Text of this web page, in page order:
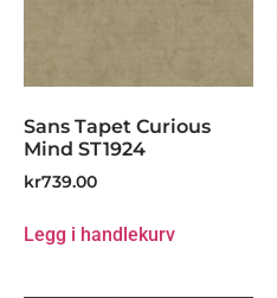
Sans Tapet Curious
Mind ST1924
kr739.00
Legg i handlekurv